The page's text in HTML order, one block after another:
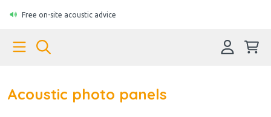
Free on-site acoustic advice
Acoustic photo panels